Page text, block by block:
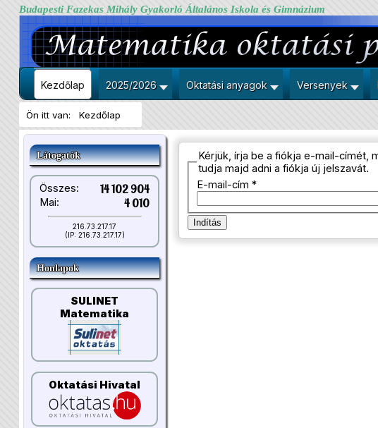
Budapesti Fazekas Mihály Gyakorló Általános Iskola és Gimnázium
Kezdőlap 2025/2026 Oktatási anyagok Versenyek
Ön itt van: Kezdőlap
Látogatók
Összes: 14 102 904
Mai: 4 010
216.73.217.17
(IP: 216.73.217.17)
Honlapok
SULINET
Matematika
Oktatási Hivatal
Kérjük, írja be a fiókja e-mail-címét,
tudja majd adni a fiókja új jelszavát.
E-mail-cím *
Indítás